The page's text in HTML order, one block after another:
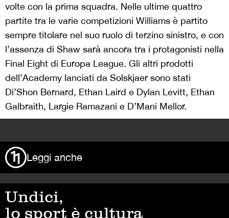
volte con la prima squadra. Nelle ultime quattro
partite tra le varie competizioni Williams è partito
sempre titolare nel suo ruolo di terzino sinistro, e con
l’assenza di Shaw sarà ancora tra i protagonisti nella
Final Eight di Europa League. Gli altri prodotti
dell’Academy lanciati da Solskjaer sono stati
Di’Shon Bernard, Ethan Laird e Dylan Levitt, Ethan
Galbraith, Largie Ramazani e D’Mani Mellor.
Leggi anche
Undici,
lo sport è cultura